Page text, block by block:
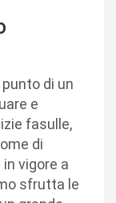
di un
e
fasulle,
di
in vigore a
sfrutta le